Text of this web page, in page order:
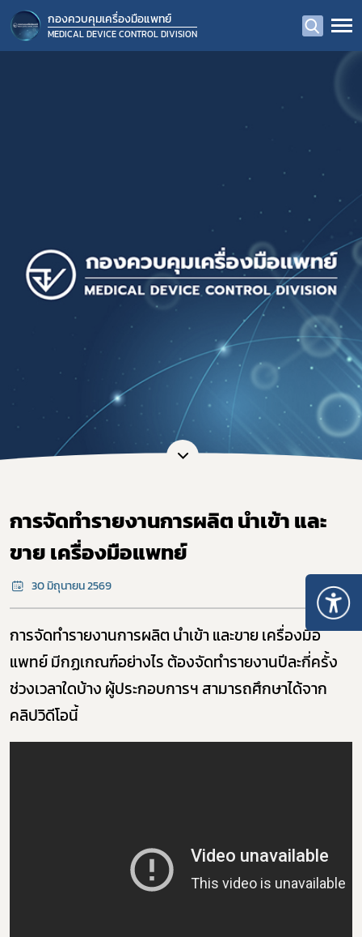
กองควบคุมเครื่องมือแพทย์
MEDICAL DEVICE CONTROL DIVISION
การจัดทำรายงานการผลิต นำเข้า และ
ขาย เครื่องมือแพทย์
30 มิถุนายน 2569
การจัดทำรายงานการผลิต นำเข้า และขาย เครื่องมือ
แพทย์ มีกฏเกณฑ์อย่างไร ต้องจัดทำรายงานปีละกี่ครั้ง
ช่วงเวลาใดบ้าง ผู้ประกอบการฯ สามารถศึกษาได้จาก
คลิปวิดีโอนี้